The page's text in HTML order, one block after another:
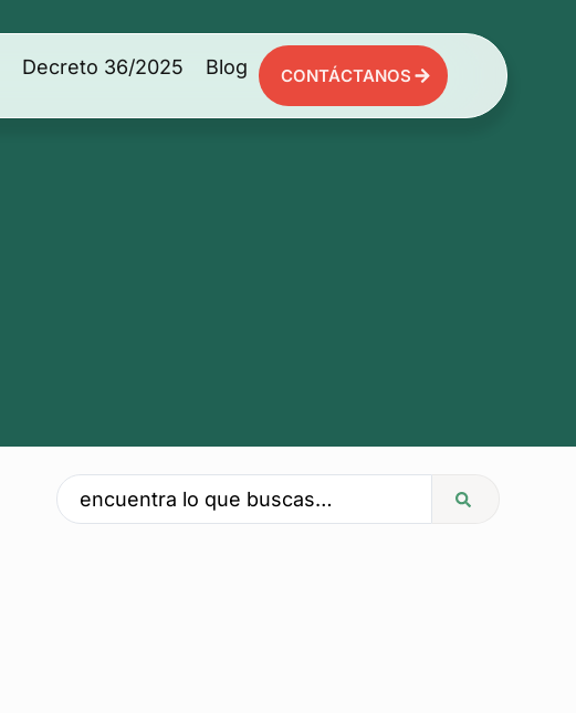
Decreto 36/2025 Blog CONTÁCTANOS